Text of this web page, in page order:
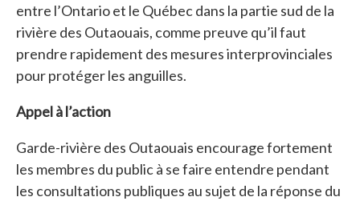
entre l’Ontario et le Québec dans la partie sud de la
rivière des Outaouais, comme preuve qu’il faut
prendre rapidement des mesures interprovinciales
pour protéger les anguilles.
Appel à l’action
Garde-rivière des Outaouais encourage fortement
les membres du public à se faire entendre pendant
les consultations publiques au sujet de la réponse du